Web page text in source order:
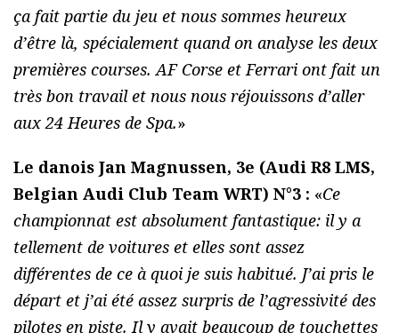
ça fait partie du jeu et nous sommes heureux
d’être là, spécialement quand on analyse les deux
premières courses. AF Corse et Ferrari ont fait un
très bon travail et nous nous réjouissons d’aller
aux 24 Heures de Spa.»
Le danois Jan Magnussen, 3e (Audi R8 LMS,
Belgian Audi Club Team WRT) N°3 : «Ce
championnat est absolument fantastique: il y a
tellement de voitures et elles sont assez
différentes de ce à quoi je suis habitué. J’ai pris le
départ et j’ai été assez surpris de l’agressivité des
pilotes en piste. Il y avait beaucoup de touchettes